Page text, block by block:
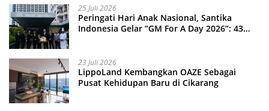
25 Juli 2026
Peringati Hari Anak Nasional, Santika
Indonesia Gelar “GM For A Day 2026”: 43
23 Juli 2026
LippoLand Kembangkan OAZE Sebagai
Pusat Kehidupan Baru di Cikarang